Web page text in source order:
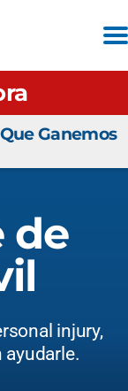
Ganemos
de
injury,